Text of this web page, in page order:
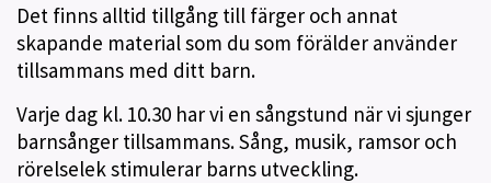
Det finns alltid tillgång till färger och annat
skapande material som du som förälder använder
tillsammans med ditt barn.
Varje dag kl. 10.30 har vi en sångstund när vi sjunger
barnsånger tillsammans. Sång, musik, ramsor och
rörelselek stimulerar barns utveckling.